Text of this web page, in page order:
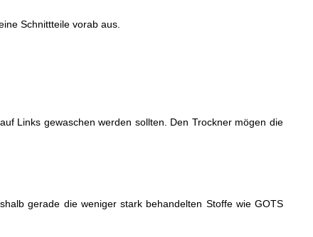
Schnittteile vorab aus.
Links gewaschen werden sollten. Den Trockner mögen die
gerade die weniger stark behandelten Stoffe wie GOTS